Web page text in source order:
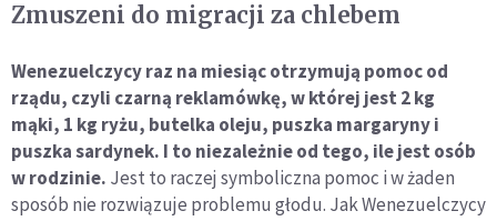
Zmuszeni do migracji za chlebem
Wenezuelczycy raz na miesiąc otrzymują pomoc od
rządu, czyli czarną reklamówkę, w której jest 2 kg
mąki, 1 kg ryżu, butelka oleju, puszka margaryny i
puszka sardynek. I to niezależnie od tego, ile jest osób
w rodzinie. Jest to raczej symboliczna pomoc i w żaden
sposób nie rozwiązuje problemu głodu. Jak Wenezuelczycy